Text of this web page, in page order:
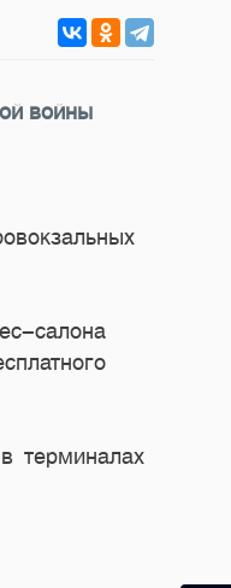
войны
салона
терминалах